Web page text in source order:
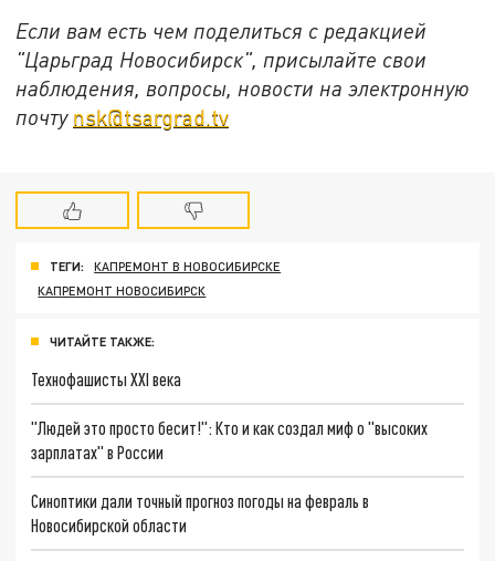
Если вам есть чем поделиться с редакцией
"Царьград Новосибирск", присылайте свои
наблюдения, вопросы, новости на электронную
почту nsk@tsargrad.tv
ТЕГИ:
КАПРЕМОНТ В НОВОСИБИРСКЕ
КАПРЕМОНТ НОВОСИБИРСК
ЧИТАЙТЕ ТАКЖЕ:
Технофашисты XXI века
"Людей это просто бесит!": Кто и как создал миф о "высоких
зарплатах" в России
Синоптики дали точный прогноз погоды на февраль в
Новосибирской области